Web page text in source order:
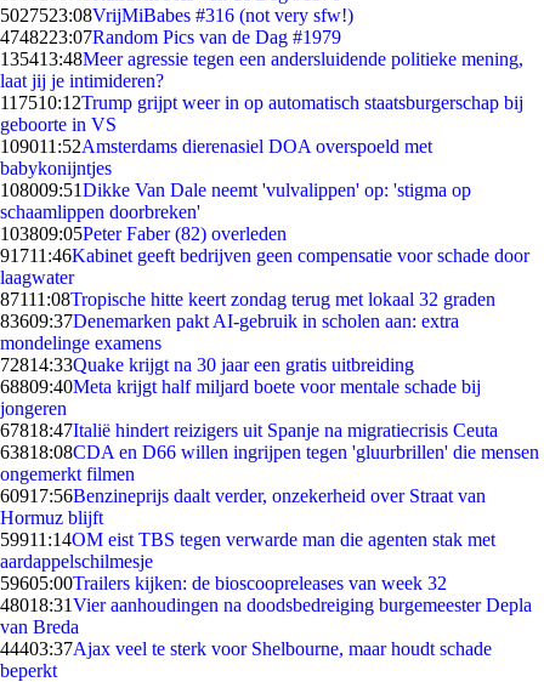
5027523:08VrijMiBabes #316 (not very sfw!)
4748223:07Random Pics van de Dag #1979
135413:48Meer agressie tegen een andersluidende politieke mening,
laat jij je intimideren?
117510:12Trump grijpt weer in op automatisch staatsburgerschap bij
geboorte in VS
109011:52Amsterdams dierenasiel DOA overspoeld met
babykonijntjes
108009:51Dikke Van Dale neemt 'vulvalippen' op: 'stigma op
schaamlippen doorbreken'
103809:05Peter Faber (82) overleden
91711:46Kabinet geeft bedrijven geen compensatie voor schade door
laagwater
87111:08Tropische hitte keert zondag terug met lokaal 32 graden
83609:37Denemarken pakt AI-gebruik in scholen aan: extra
mondelinge examens
72814:33Quake krijgt na 30 jaar een gratis uitbreiding
68809:40Meta krijgt half miljard boete voor mentale schade bij
jongeren
67818:47Italië hindert reizigers uit Spanje na migratiecrisis Ceuta
63818:08CDA en D66 willen ingrijpen tegen 'gluurbrillen' die mensen
ongemerkt filmen
60917:56Benzineprijs daalt verder, onzekerheid over Straat van
Hormuz blijft
59911:14OM eist TBS tegen verwarde man die agenten stak met
aardappelschilmesje
59605:00Trailers kijken: de bioscoopreleases van week 32
48018:31Vier aanhoudingen na doodsbedreiging burgemeester Depla
van Breda
44403:37Ajax veel te sterk voor Shelbourne, maar houdt schade
beperkt